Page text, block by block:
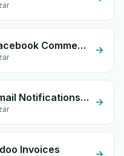
Email SMTP + Facebook Commerce
Email SMTP + Email Notifications by eGrow
Invoices